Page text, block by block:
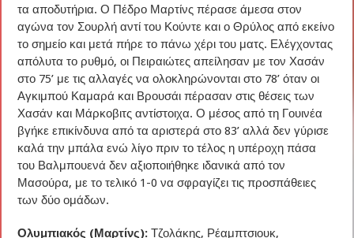
τα αποδυτήρια. Ο Πέδρο Μαρτίνς πέρασε άμεσα στον
αγώνα τον Σουρλή αντί του Κούντε και ο Θρύλος από εκείνο
το σημείο και μετά πήρε το πάνω χέρι του ματς. Ελέγχοντας
απόλυτα το ρυθμό, οι Πειραιώτες απείλησαν με τον Χασάν
στο 75’ με τις αλλαγές να ολοκληρώνονται στο 78’ όταν οι
Αγκιμπού Καμαρά και Βρουσάι πέρασαν στις θέσεις των
Χασάν και Μάρκοβιτς αντίστοιχα. Ο μέσος από τη Γουινέα
βγήκε επικίνδυνα από τα αριστερά στο 83’ αλλά δεν γύρισε
καλά την μπάλα ενώ λίγο πριν το τέλος η υπέροχη πάσα
του Βαλμπουενά δεν αξιοποιήθηκε ιδανικά από τον
Μασούρα, με το τελικό 1-0 να σφραγίζει τις προσπάθειες
των δύο ομάδων.
Ολυμπιακός (Μαρτίνς): Τζολάκης, Ρέαμπτσιουκ,